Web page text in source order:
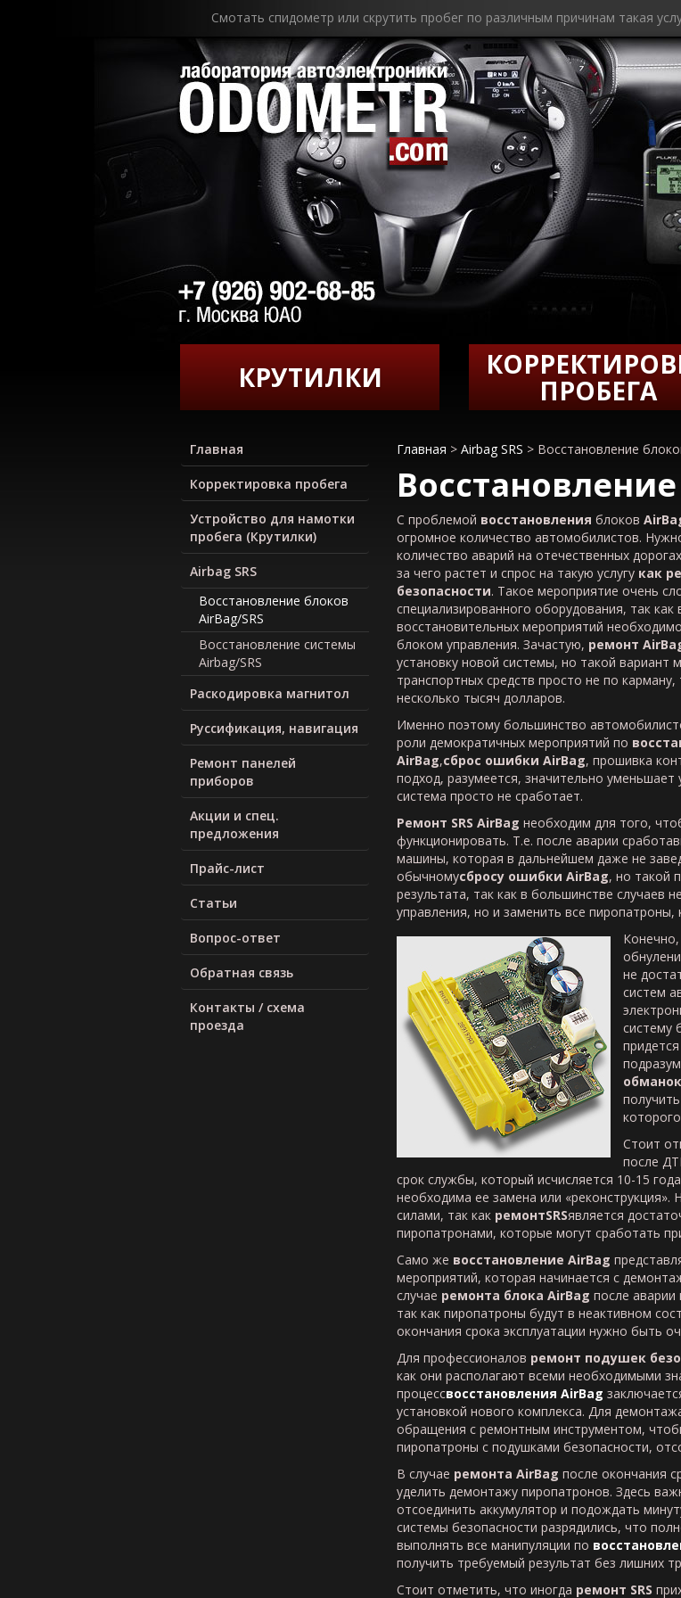
Смотать спидометр или скрутить пробег по различным причинам такая
КРУТИЛКИ ПРОБЕГА
Главная
Корректировка пробега
Устройство для намотки
пробега (Крутилки)
Airbag SRS
Восстановление блоков
AirBag/SRS
Восстановление системы
Airbag/SRS
Раскодировка магнитол
Руcсификация, навигация
Ремонт панелей
приборов
Акции и спец.
предложения
Прайс-лист
Статьи
Вопрос-ответ
Обратная связь
Контакты / схема
проезда
Главная > Airbag SRS > Восстановление
С проблемой восстановления блоков
огромное количество автомобилистов.
количество аварий на отечественных
за чего растет и спрос на такую услугу как
безопасности. Такое мероприятие очень
специализированного оборудования, так как
восстановительных мероприятий
блоком управления. Зачастую, ремонт
установку новой системы, но такой вариант
транспортных средств просто не по
несколько тысяч долларов.
Именно поэтому большинство
роли демократичных мероприятий по
AirBag,сброс ошибки AirBag, прошивка
подход, разумеется, значительно
система просто не сработает.
Ремонт SRS AirBag необходим для того,
функционировать. Т.е. после аварии
машины, которая в дальнейшем даже не
обычномусбросу ошибки AirBag, но такой
результата, так как в большинстве случаев
управления, но и заменить все
не
систем
систему
обманок
Стоит
после
срок службы, который исчисляется 10-15
необходима ее замена или
силами, так как ремонтSRSявляется
пиропатронами, которые могут сработать
Само же восстановление AirBag
мероприятий, которая начинается с
случае ремонта блока AirBag после аварии
так как пиропатроны будут в неактивном
окончания срока эксплуатации нужно быть
Для профессионалов ремонт подушек
как они располагают всеми необходимыми
процессвосстановления AirBag
установкой нового комплекса. Для
обращения с ремонтным инструментом,
пиропатроны с подушками безопасности,
В случае ремонта AirBag после окончания
уделить демонтажу пиропатронов. Здесь
отсоединить аккумулятор и подождать
системы безопасности разрядились, что
выполнять все манипуляции по
получить требуемый результат без лишних
Стоит отметить, что иногда ремонт SRS